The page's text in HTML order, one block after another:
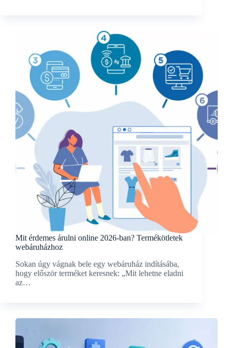
Mit érdemes árulni online 2026-ban? Termékötletek
webáruházhoz
Sokan úgy vágnak bele egy webáruház indításába,
hogy először terméket keresnek: „Mit lehetne eladni
az…